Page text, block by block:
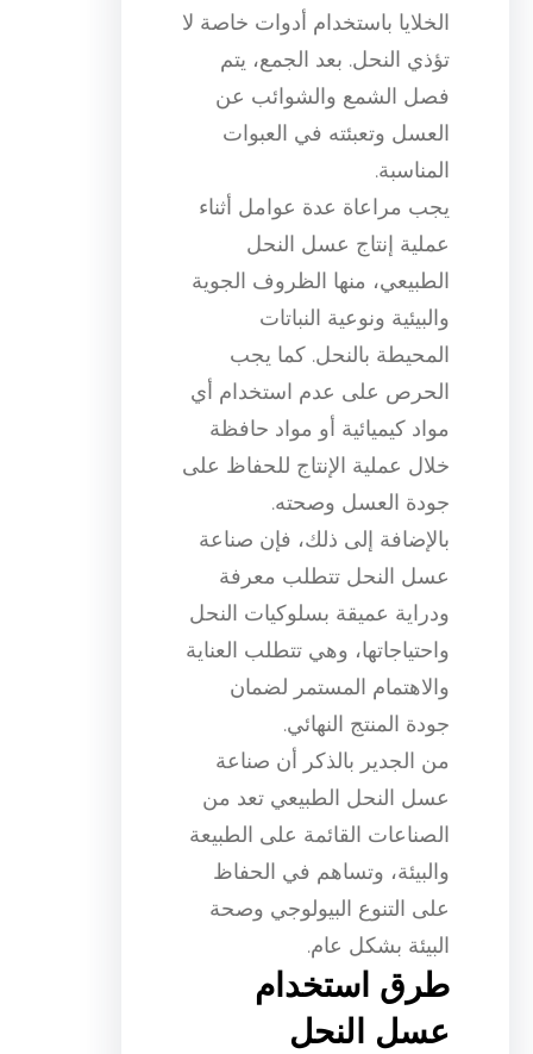
الخلايا باستخدام أدوات خاصة لا
تؤذي النحل. بعد الجمع، يتم
فصل الشمع والشوائب عن
العسل وتعبئته في العبوات
المناسبة.
يجب مراعاة عدة عوامل أثناء
عملية إنتاج عسل النحل
الطبيعي، منها الظروف الجوية
والبيئية ونوعية النباتات
المحيطة بالنحل. كما يجب
الحرص على عدم استخدام أي
مواد كيميائية أو مواد حافظة
خلال عملية الإنتاج للحفاظ على
جودة العسل وصحته.
بالإضافة إلى ذلك، فإن صناعة
عسل النحل تتطلب معرفة
ودراية عميقة بسلوكيات النحل
واحتياجاتها، وهي تتطلب العناية
والاهتمام المستمر لضمان
جودة المنتج النهائي.
من الجدير بالذكر أن صناعة
عسل النحل الطبيعي تعد من
الصناعات القائمة على الطبيعة
والبيئة، وتساهم في الحفاظ
على التنوع البيولوجي وصحة
البيئة بشكل عام.
طرق استخدام
عسل النحل